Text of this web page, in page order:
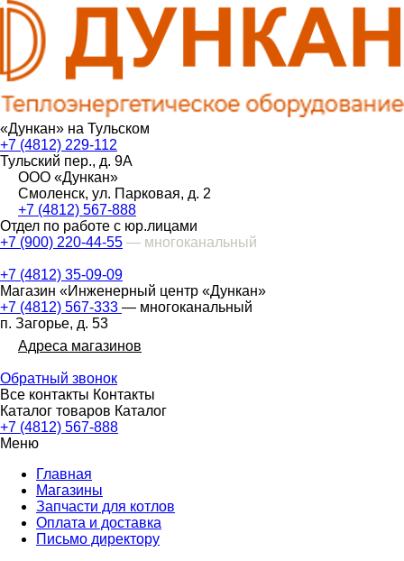
«Дункан» на Тульском
+7 (4812) 229-112
Тульский пер., д. 9А
ООО «Дункан»
Смоленск, ул. Парковая, д. 2
+7 (4812) 567-888
Отдел по работе с юр.лицами
+7 (900) 220-44-55 — многоканальный
+7 (4812) 35-09-09
Магазин «Инженерный центр «Дункан»
+7 (4812) 567-333 — многоканальный
п. Загорье, д. 53
Адреса магазинов
Обратный звонок
Все контакты Контакты
Каталог товаров Каталог
+7 (4812) 567-888
Меню
Главная
Магазины
Запчасти для котлов
Оплата и доставка
Письмо директору